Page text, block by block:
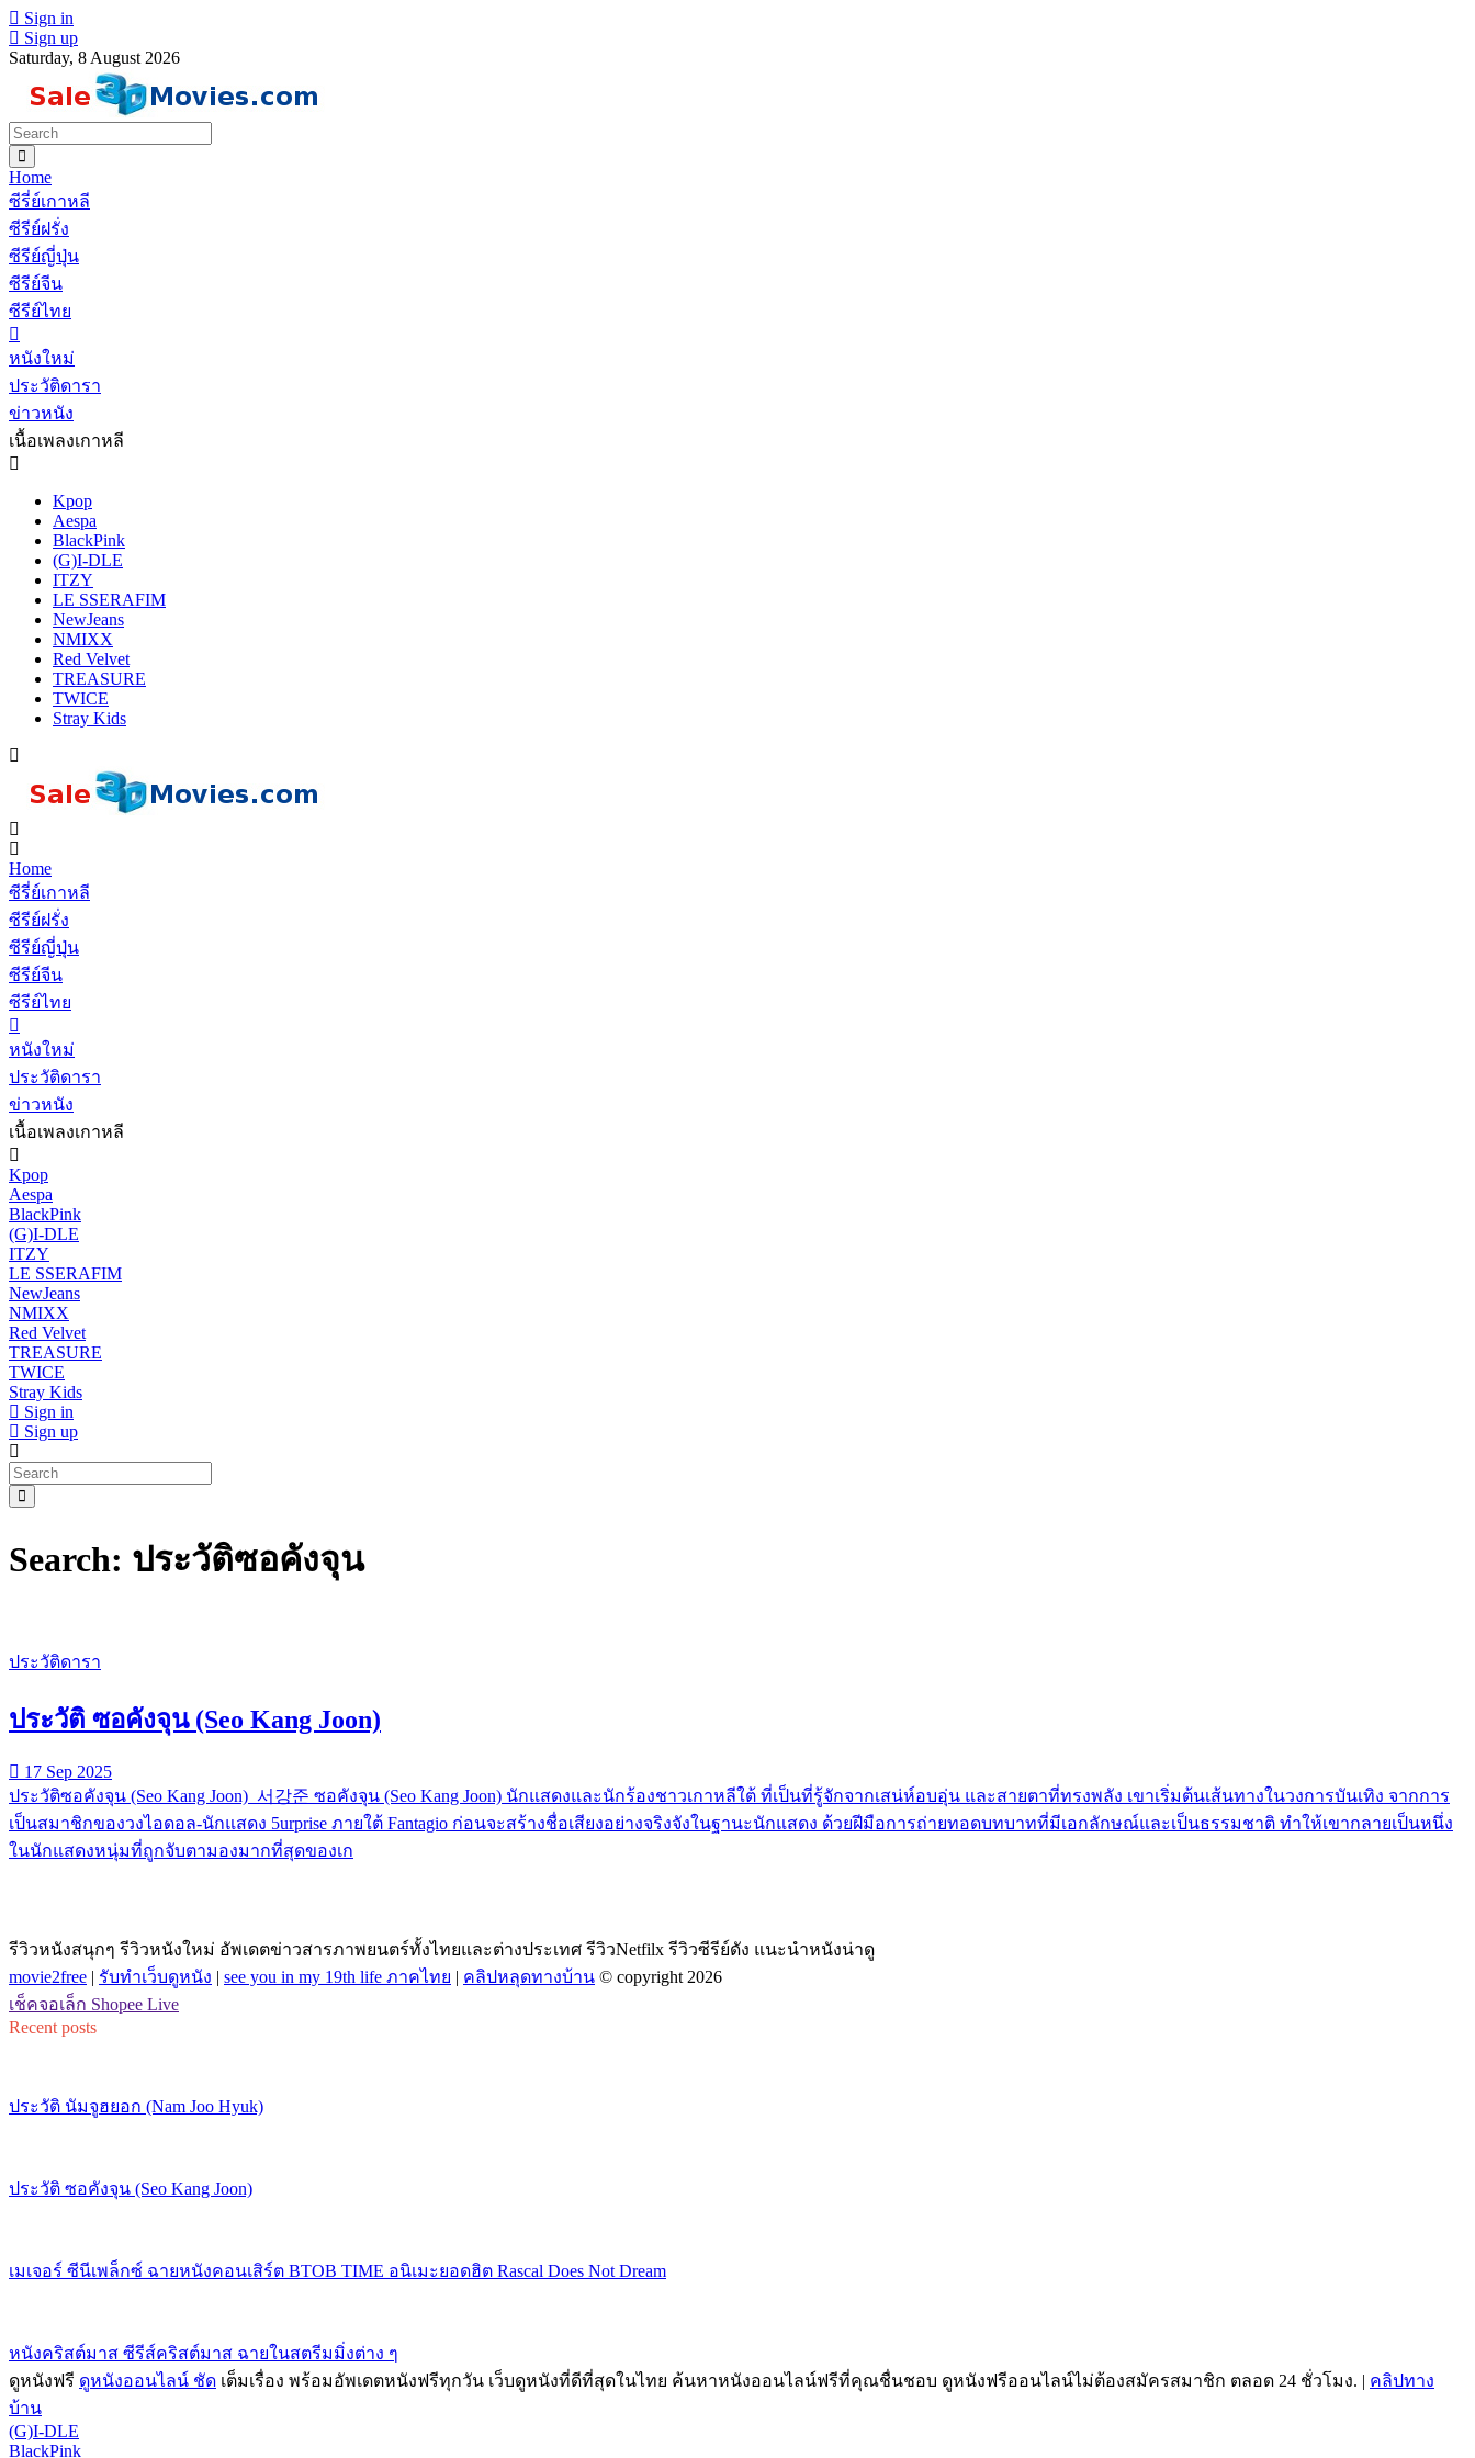
Sign in
Sign up
Saturday, 8 August 2026
Home
ซีรี่ย์เกาหลี
ซีรีย์ฝรั่ง
ซีรีย์ญี่ปุ่น
ซีรีย์จีน
ซีรีย์ไทย
หนังใหม่
ประวัติดารา
ข่าวหนัง
เนื้อเพลงเกาหลี
Kpop
Aespa
BlackPink
(G)I-DLE
ITZY
LE SSERAFIM
NewJeans
NMIXX
Red Velvet
TREASURE
TWICE
Stray Kids
Home
ซีรี่ย์เกาหลี
ซีรีย์ฝรั่ง
ซีรีย์ญี่ปุ่น
ซีรีย์จีน
ซีรีย์ไทย
หนังใหม่
ประวัติดารา
ข่าวหนัง
เนื้อเพลงเกาหลี
Kpop
Aespa
BlackPink
(G)I-DLE
ITZY
LE SSERAFIM
NewJeans
NMIXX
Red Velvet
TREASURE
TWICE
Stray Kids
Sign in
Sign up
Search: ประวัติซอคังจุน
ประวัติดารา
ประวัติ ซอคังจุน (Seo Kang Joon)
17 Sep 2025
ประวัติซอคังจุน (Seo Kang Joon) 서강준 ซอคังจุน (Seo Kang Joon) นักแสดงและนักร้องชาวเกาหลีใต้ ที่เป็นที่รู้จักจากเสน่ห์อบอุ่น และสายตาที่ทรงพลัง เขาเริ่มต้นเส้นทางในวงการบันเทิง จากการ
เป็นสมาชิกของวงไอดอล-นักแสดง 5urprise ภายใต้ Fantagio ก่อนจะสร้างชื่อเสียงอย่างจริงจังในฐานะนักแสดง ด้วยฝีมือการถ่ายทอดบทบาทที่มีเอกลักษณ์และเป็นธรรมชาติ ทำให้เขากลายเป็นหนึ่ง
ในนักแสดงหนุ่มที่ถูกจับตามองมากที่สุดของเก
รีวิวหนังสนุกๆ รีวิวหนังใหม่ อัพเดตข่าวสารภาพยนตร์ทั้งไทยและต่างประเทศ รีวิวNetfilx รีวิวซีรีย์ดัง แนะนำหนังน่าดู
movie2free | รับทำเว็บดูหนัง | see you in my 19th life ภาคไทย | คลิปหลุดทางบ้าน © copyright 2026
เช็คจอเล็ก Shopee Live
Recent posts
ประวัติ นัมจูฮยอก (Nam Joo Hyuk)
ประวัติ ซอคังจุน (Seo Kang Joon)
เมเจอร์ ซีนีเพล็กซ์ ฉายหนังคอนเสิร์ต BTOB TIME อนิเมะยอดฮิต Rascal Does Not Dream
หนังคริสต์มาส ซีรีส์คริสต์มาส ฉายในสตรีมมิ่งต่าง ๆ
ดูหนังฟรี ดูหนังออนไลน์ ชัด เต็มเรื่อง พร้อมอัพเดตหนังฟรีทุกวัน เว็บดูหนังที่ดีที่สุดในไทย ค้นหาหนังออนไลน์ฟรีที่คุณชื่นชอบ ดูหนังฟรีออนไลน์ไม่ต้องสมัครสมาชิก ตลอด 24 ชั่วโมง. | คลิปทาง
บ้าน
(G)I-DLE
BlackPink